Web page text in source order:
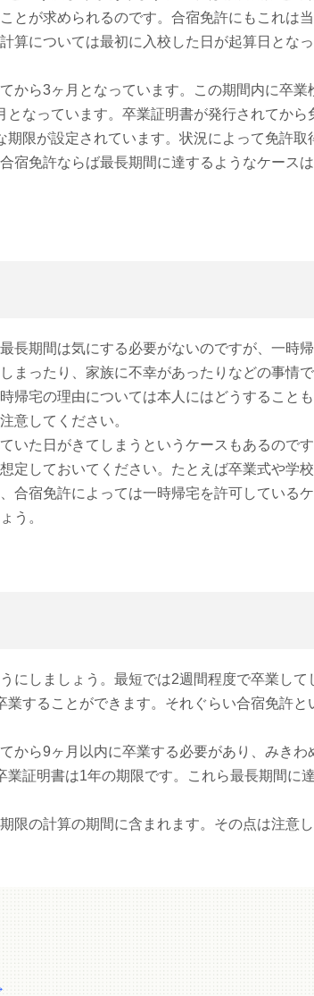
とが求められるのです。合宿免許にもこれは
算については最初に入校した日が起算日とな
から3ヶ月となっています。この期間内に卒業
なっています。卒業証明書が発行されてから
限が設定されています。状況によって免許取
宿免許ならば最長期間に達するようなケース
長期間は気にする必要がないのですが、一時
まったり、家族に不幸があったりなどの事情
帰宅の理由については本人にはどうすること
意してください。
いた日がきてしまうというケースもあるので
定しておいてください。たとえば卒業式や学
宿免許によっては一時帰宅を許可しているケ
う。
にしましょう。最短では2週間程度で卒業して
することができます。それぐらい合宿免許と
から9ヶ月以内に卒業する必要があり、みきわ
証明書は1年の期限です。これら最長期間に
限の計算の期間に含まれます。その点は注意